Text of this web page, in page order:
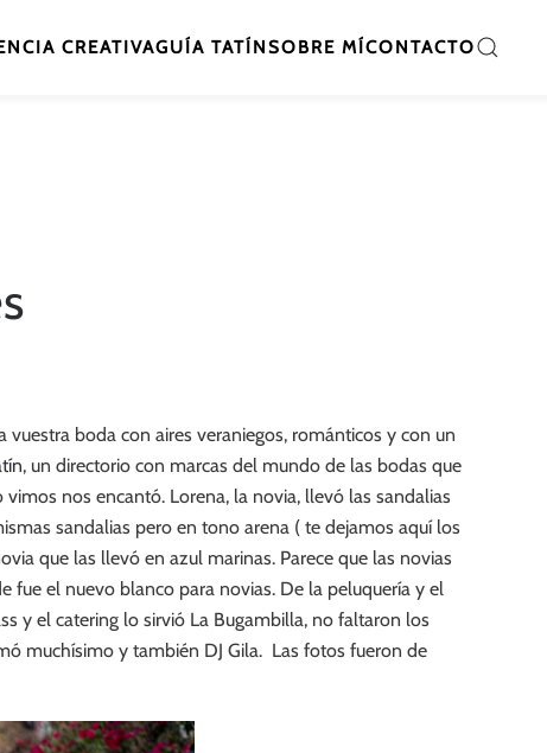
CREATIVAGUÍA TATÍNSOBRE MÍCONTACTO
boda con aires veraniegos, románticos y con un
, un directorio con marcas del mundo de las bodas que
nos encantó. Lorena, la novia, llevó las sandalias
sandalias pero en tono arena ( te dejamos aquí los
que las llevó en azul marinas. Parece que las novias
fue el nuevo blanco para novias. De la peluquería y el
y el catering lo sirvió La Bugambilla, no faltaron los
muchísimo y también DJ Gila. Las fotos fueron de